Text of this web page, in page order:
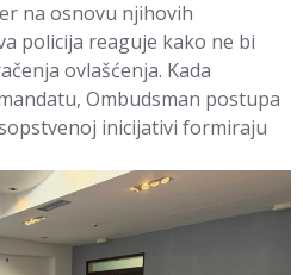
na osnovu njihovih
policija reaguje kako ne bi
ovlašćenja. Kada
Ombudsman postupa
inicijativi formiraju